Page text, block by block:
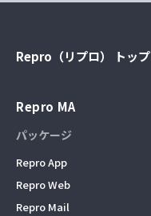
Repro（リプロ） トップ
Repro MA
パッケージ
Repro App
Repro Web
Repro Mail